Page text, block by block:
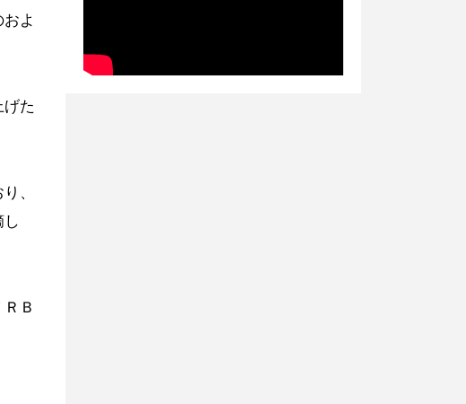
よ
た
、
Ｂ